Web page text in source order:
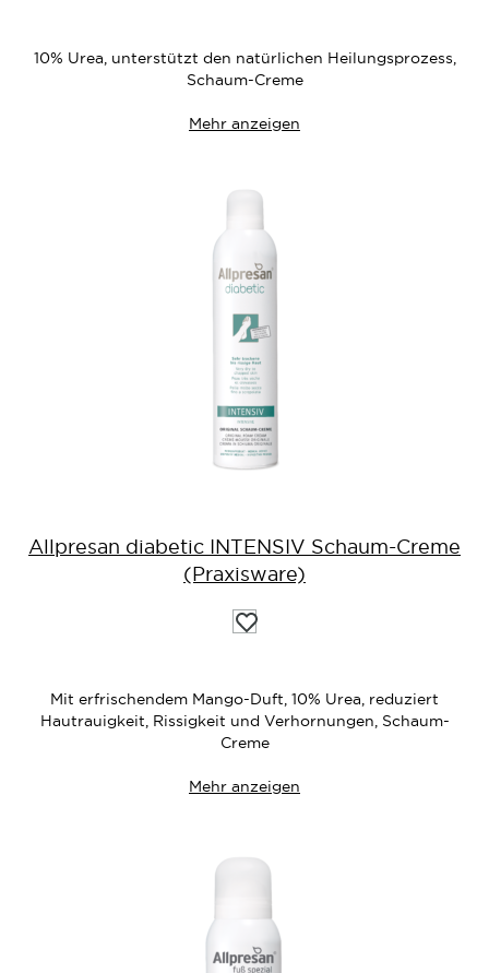
10% Urea, unterstützt den natürlichen Heilungsprozess,
Schaum-Creme
Mehr anzeigen
Allpresan diabetic INTENSIV Schaum-Creme
(Praxisware)
Auf
die
Mit erfrischendem Mango-Duft, 10% Urea, reduziert
Hautrauigkeit, Rissigkeit und Verhornungen, Schaum-
Creme
Mehr anzeigen